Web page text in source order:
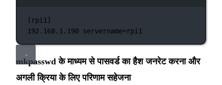
[rpi1]
192.168.1.190 servername=rpi1
mkpasswd के माध्यम से पासवर्ड का हैश जनरेट करना और
अगली क्रिया के लिए परिणाम सहेजना